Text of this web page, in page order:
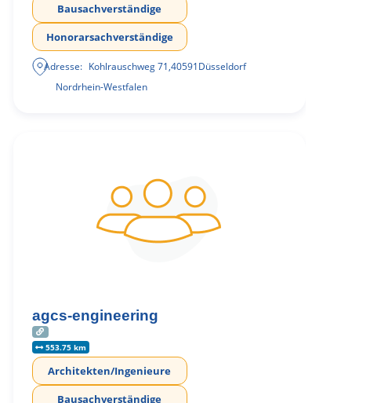
Bausachverständige
Honorarsachverständige
Adresse: Kohlrauschweg 71,40591Düsseldorf
Nordrhein-Westfalen
agcs-engineering
553.75 km
Architekten/Ingenieure
Bausachverständige